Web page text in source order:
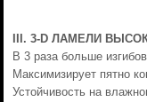
III. 3-D ЛАМЕЛИ
В 3 раза больше
Максимизирует пятно
Устойчивость на